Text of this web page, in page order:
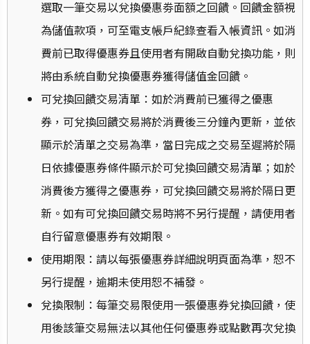
選取一筆交易以兌換優惠劵面額之回饋。回饋金額視
為儲值款項，可至電支帳戶紀錄查看入帳資訊。如消
費前已取得優惠券且使用者有開啟自動兌換功能，則
將由系統自動兌換優惠券獲得儲值金回饋。
可兌換回饋交易清單：如於消費前已獲得之優惠
券，⁠可兌換回饋交易將於消費後三分鐘內更新，並依
顯示於清單之交易為準，當日完成之交易至遲將於隔
日依據優惠券條件顯示於可兌換回饋交易清單；如於
消費後方獲得之優惠券，可兌換回饋交易將於隔日更
新。如有可兌換回饋交易時將不另行提醒，請使用者
自行留意優惠券有效期限。
使用期限：請以每張優惠券詳細說明頁面為準，恕不
另行提醒，逾期未使用恕不補發。
兌換限制：每筆交易限使用一張優惠券兌換回饋，使
用後該筆交易無法以其他任何優惠券或點數再次兌換